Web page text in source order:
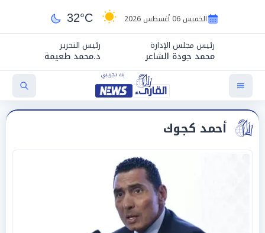
الخميس 06 أغسطس 2026 32°C
رئيس مجلس الإدارة
محمد جودة الشاعر
رئيس التحرير
د.محمد طعيمة
أحمد كجوك